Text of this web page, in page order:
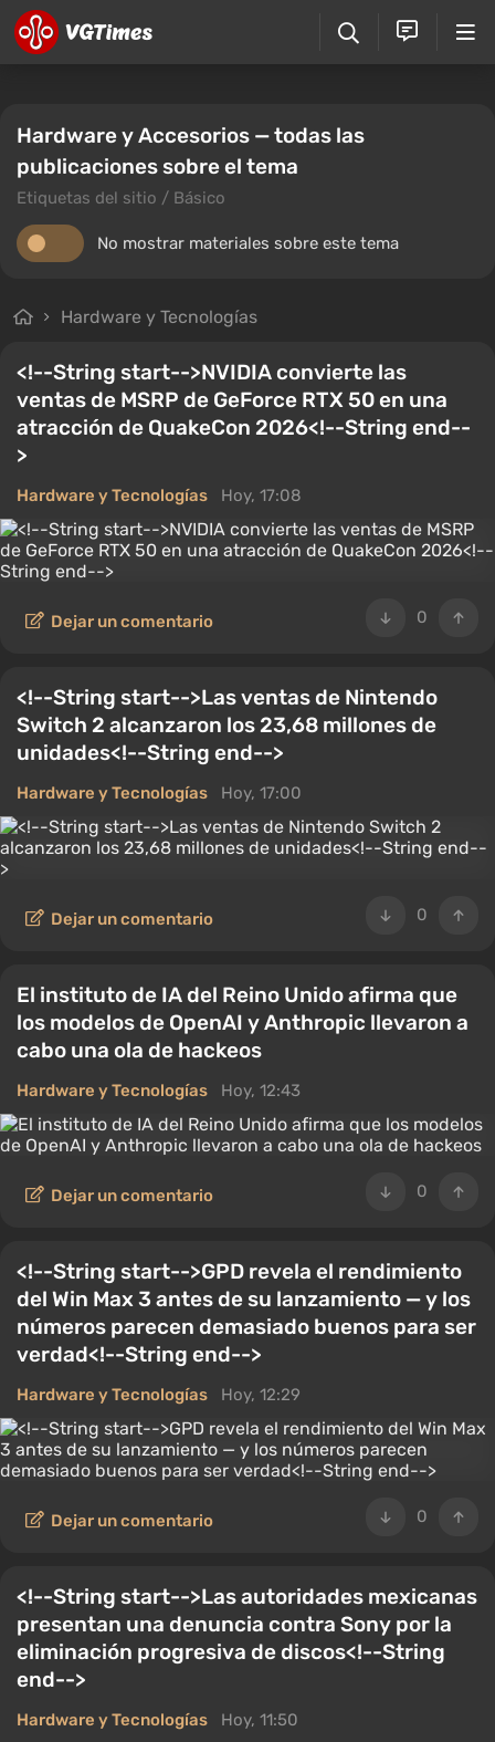
Hardware y Accesorios — todas las
publicaciones sobre el tema
Etiquetas del sitio / Básico
No mostrar materiales sobre este tema
Hardware y Tecnologías
<!--String start-->NVIDIA convierte las
ventas de MSRP de GeForce RTX 50 en una
atracción de QuakeCon 2026<!--String end--
>
Hardware y Tecnologías Hoy, 17:08
0
Dejar un comentario
<!--String start-->Las ventas de Nintendo
Switch 2 alcanzaron los 23,68 millones de
unidades<!--String end-->
Hardware y Tecnologías Hoy, 17:00
0
Dejar un comentario
El instituto de IA del Reino Unido afirma que
los modelos de OpenAI y Anthropic llevaron a
cabo una ola de hackeos
Hardware y Tecnologías Hoy, 12:43
0
Dejar un comentario
<!--String start-->GPD revela el rendimiento
del Win Max 3 antes de su lanzamiento — y los
números parecen demasiado buenos para ser
verdad<!--String end-->
Hardware y Tecnologías Hoy, 12:29
0
Dejar un comentario
<!--String start-->Las autoridades mexicanas
presentan una denuncia contra Sony por la
eliminación progresiva de discos<!--String
end-->
Hardware y Tecnologías Hoy, 11:50